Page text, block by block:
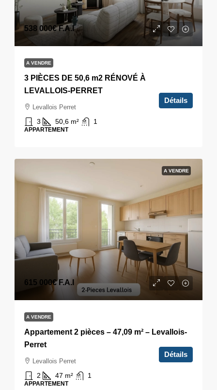
538 000€F.A.I
A VENDRE
3 PIÈCES DE 50,6 m2 RÉNOVÉ À
LEVALLOIS-PERRET
Levallois Perret
3 50,6 m² 1
APPARTEMENT
Détails
A VENDRE
615 000€F.A.I
A VENDRE
Appartement 2 pièces – 47,09 m² – Levallois-
Perret
Levallois Perret
2 47 m² 1
APPARTEMENT
Détails